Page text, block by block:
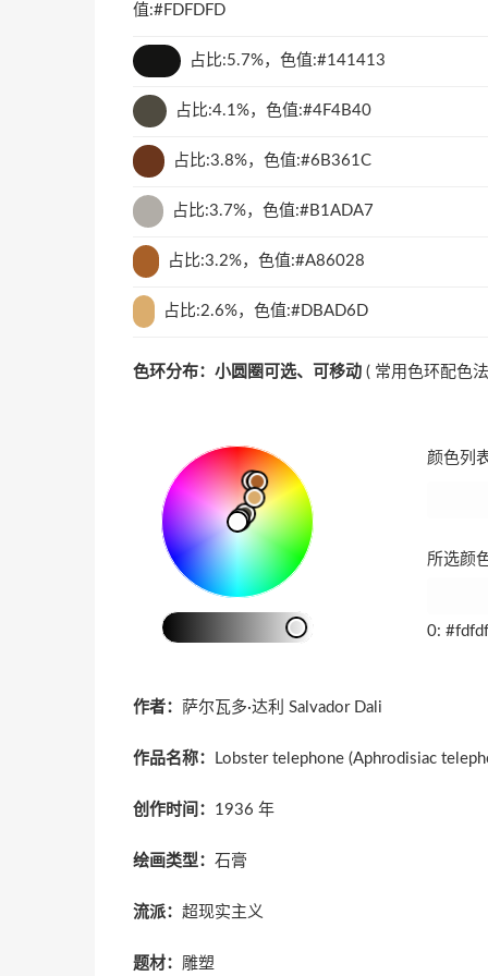
值:#FDFDFD
占比:5.7%，色值:#141413
占比:4.1%，色值:#4F4B40
占比:3.8%，色值:#6B361C
占比:3.7%，色值:#B1ADA7
占比:3.2%，色值:#A86028
占比:2.6%，色值:#DBAD6D
色环分布：小圆圈可选、可移动 ( 常用色环配色
颜色列
所选颜
0:
作者： 萨尔瓦多·达利 Salvador Dali
作品名称： Lobster telephone (Aphrodisiac
创作时间： 1936 年
绘画类型： 石膏
流派： 超现实主义
题材： 雕塑